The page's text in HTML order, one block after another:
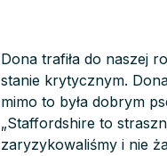
Dona trafiła do naszej
stanie krytycznym.
mimo to była dobrym
„Staffordshire to
zaryzykowaliśmy i nie